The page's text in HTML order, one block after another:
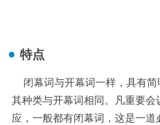
1 特点
闭幕词与开幕词一样，具有
其种类与开幕词相同。凡重要
应，一般都有闭幕词，这是一